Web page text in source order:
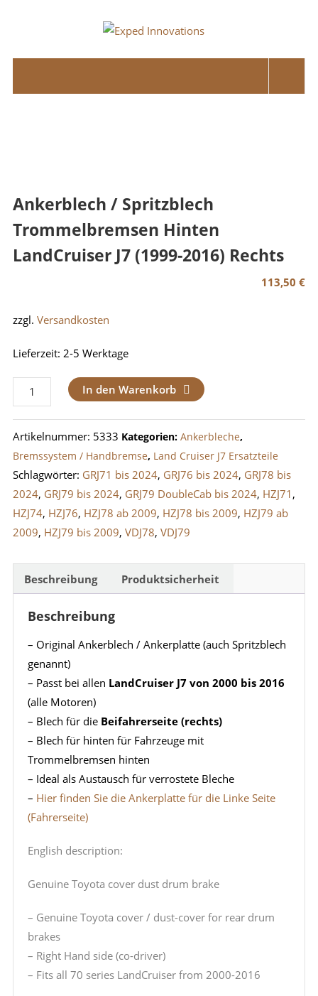
Exped
Ankerblech / Spritzblech
Trommelbremsen Hinten
LandCruiser J7 (1999-2016) Rechts
113,50€
zzgl. Versandkosten
Lieferzeit: 2-5 Werktage
Ankerblech
/
Spritzblech
Trommelbremsen
hinten
LandCruiser
J7
(1999-
2016)
Menge
In den Warenkorb
Artikelnummer: 5333 Kategorien: Ankerbleche,
Bremssystem / Handbremse, Land Cruiser J7 Ersatzteile
Schlagwörter: GRJ71 bis 2024, GRJ76 bis 2024, GRJ78 bis
2024, GRJ79 bis 2024, GRJ79 DoubleCab bis 2024, HZJ71 ,
HZJ74, HZJ76, HZJ78 ab 2009, HZJ78 bis 2009, HZJ79 ab
2009, HZJ79 bis 2009, VDJ78, VDJ79
Beschreibung Produktsicherheit
Beschreibung
– Original Ankerblech / Ankerplatte (auch Spritzblech
genannt)
– Passt bei allen LandCruiser J7 von 2000 bis 2016
(alle Motoren)
– Blech für die Beifahrerseite (rechts)
– Blech für hinten für Fahrzeuge mit
Trommelbremsen hinten
– Ideal als Austausch für verrostete Bleche
– Hier finden Sie die Ankerplatte für die Linke Seite
(Fahrerseite)
English description:
Genuine Toyota cover dust drum brake
– Genuine Toyota cover / dust-cover for rear drum
brakes
– Right Hand side (co-driver)
– Fits all 70 series LandCruiser from 2000-2016